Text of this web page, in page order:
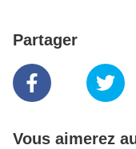
Partager
Vous aimerez